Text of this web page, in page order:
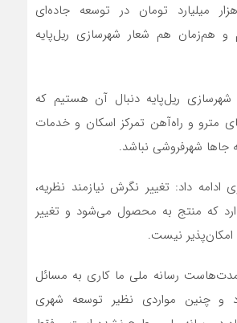
میلیارد تومان در توسعه جاده‌ای
و هم‌زمان هم شعار شهرسازی ریل‌پایه
شهرسازی ریل‌پایه دنبال آن هستیم که
مترو و راه‌آهن تمرکز اسکان و خدمات
جاها شهرفروشی نباشد.
ادامه داد: تغییر نگرش نیازمند نظریه،
که منتج به محصول می‌شود و تغییر
نیست.
رسانه ملی ما کاری به مسائل
و چنین مواردی نظیر توسعه شهری